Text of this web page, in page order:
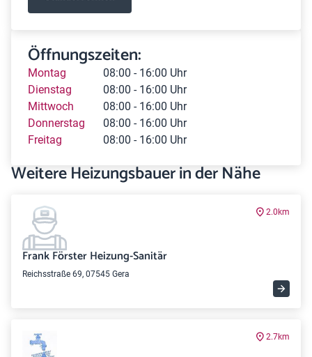
Öffnungszeiten:
Montag
08:00 - 16:00 Uhr
Dienstag
08:00 - 16:00 Uhr
Mittwoch
08:00 - 16:00 Uhr
Donnerstag
08:00 - 16:00 Uhr
Freitag
08:00 - 16:00 Uhr
Weitere Heizungsbauer in der Nähe
2.0km
Frank Förster Heizung-Sanitär
Reichsstraße 69, 07545 Gera
2.7km